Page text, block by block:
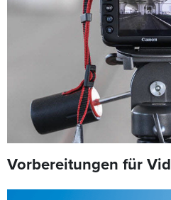
Vorbereitungen für